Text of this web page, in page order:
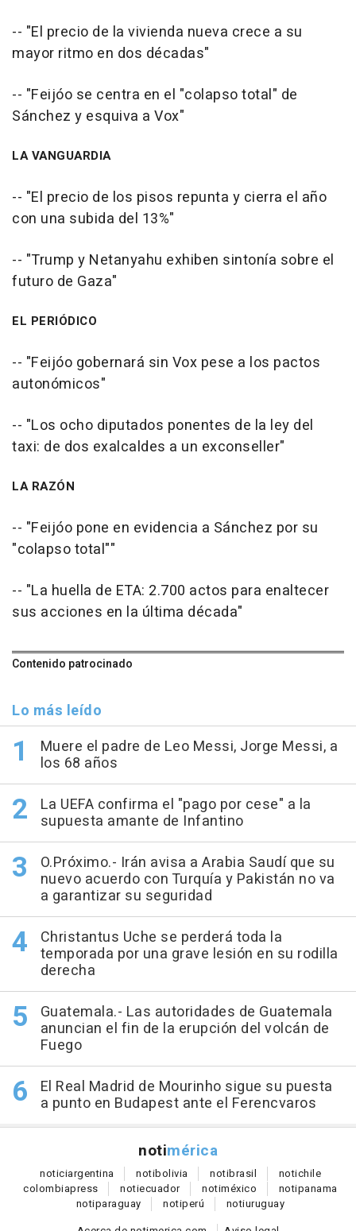
-- "El precio de la vivienda nueva crece a su
mayor ritmo en dos décadas"
-- "Feijóo se centra en el "colapso total" de
Sánchez y esquiva a Vox"
LA VANGUARDIA
-- "El precio de los pisos repunta y cierra el año
con una subida del 13%"
-- "Trump y Netanyahu exhiben sintonía sobre el
futuro de Gaza"
EL PERIÓDICO
-- "Feijóo gobernará sin Vox pese a los pactos
autonómicos"
-- "Los ocho diputados ponentes de la ley del
taxi: de dos exalcaldes a un exconseller"
LA RAZÓN
-- "Feijóo pone en evidencia a Sánchez por su
"colapso total""
-- "La huella de ETA: 2.700 actos para enaltecer
sus acciones en la última década"
Contenido patrocinado
Lo más leído
Muere el padre de Leo Messi, Jorge Messi, a
los 68 años
La UEFA confirma el "pago por cese" a la
supuesta amante de Infantino
O.Próximo.- Irán avisa a Arabia Saudí que su
nuevo acuerdo con Turquía y Pakistán no va
a garantizar su seguridad
Christantus Uche se perderá toda la
temporada por una grave lesión en su rodilla
derecha
Guatemala.- Las autoridades de Guatemala
anuncian el fin de la erupción del volcán de
Fuego
El Real Madrid de Mourinho sigue su puesta
a punto en Budapest ante el Ferencvaros
notimérica
noticiargentina notibolivia notibrasil notichile
colombiapress notiecuador notiméxico notipanama
notiparaguay notiperú notiuruguay